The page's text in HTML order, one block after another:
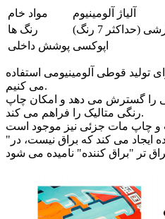
مواد خام
آلیاژ آلومینیوم
رنگ ها
7 رنگ)
پوشش داخلی اپوکسی
چاپ گراور 8 رنگ برای تولید قوطی آلومینیومی استفاده
می کنیم.
را گسترش می دهد و امکان چاپ
رنگی متالیک را فراهم می کند.
"پرده مات" سطحی کسل کننده ایجاد می کند که براق نیست، در